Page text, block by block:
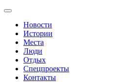
Новости
Истории
Места
Люди
Отдых
Спецпроекты
Контакты